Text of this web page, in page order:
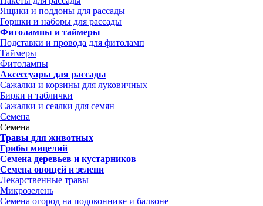
Ящики и поддоны для рассады
Горшки и наборы для рассады
Фитолампы и таймеры
Подставки и провода для фитоламп
Таймеры
Фитолампы
Аксессуары для рассады
Сажалки и корзины для луковичных
Бирки и таблички
Сажалки и сеялки для семян
Семена
Семена
Травы для животных
Грибы мицелий
Семена деревьев и кустарников
Семена овощей и зелени
Лекарственные травы
Микрозелень
Семена огород на подоконнике и балконе